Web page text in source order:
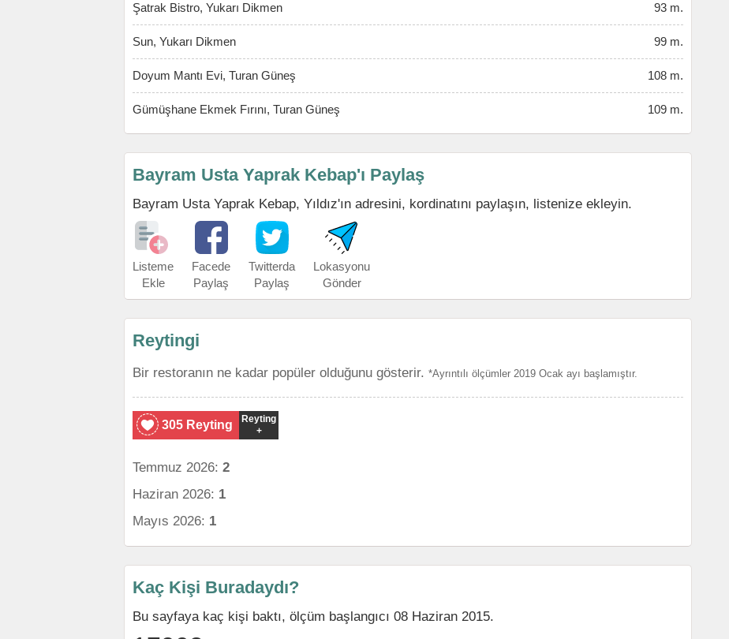
Şatrak Bistro, Yukarı Dikmen 93 m.
Sun, Yukarı Dikmen 99 m.
Doyum Mantı Evi, Turan Güneş 108 m.
Gümüşhane Ekmek Fırını, Turan Güneş 109 m.
Bayram Usta Yaprak Kebap'ı Paylaş
Bayram Usta Yaprak Kebap, Yıldız'ın adresini, kordinatını paylaşın, listenize ekleyin.
Listeme
Ekle
Facede
Paylaş
Twitterda
Paylaş
Lokasyonu
Gönder
Reytingi
Bir restoranın ne kadar popüler olduğunu gösterir. *Ayrıntılı ölçümler 2019 Ocak ayı başlamıştır.
305 Reyting
Reyting
+
Temmuz 2026: 2
Haziran 2026: 1
Mayıs 2026: 1
Kaç Kişi Buradaydı?
Bu sayfaya kaç kişi baktı, ölçüm başlangıcı 08 Haziran 2015.